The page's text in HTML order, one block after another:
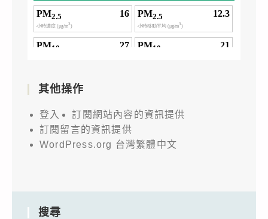
其他操作
登入
訂閱網站內容的資訊提供
訂閱留言的資訊提供
WordPress.org 台灣繁體中文
搜尋